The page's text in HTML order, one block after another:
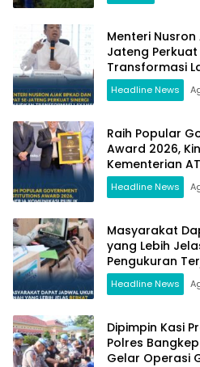
Menteri Nusron
Jateng Perkuat
Transformasi
Headline News
Raih Popular
Award 2026,
Kementerian
Headline News
Masyarakat
yang Lebih
Pengukuran
Headline News
Dipimpin Kasi
Polres
Gelar Operasi